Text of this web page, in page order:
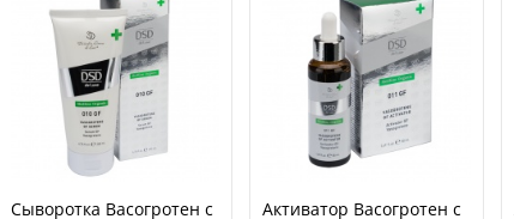
Сыворотка Васогротен с
Активатор Васогротен с